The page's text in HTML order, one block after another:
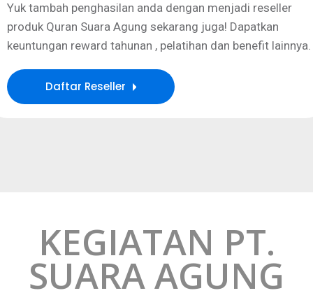
Yuk tambah penghasilan anda dengan menjadi reseller
produk Quran Suara Agung sekarang juga! Dapatkan
keuntungan reward tahunan , pelatihan dan benefit lainnya.
Daftar Reseller
KEGIATAN PT.
SUARA AGUNG